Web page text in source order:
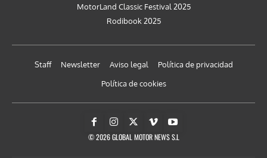
MotorLand Classic Festival 2025
Rodibook 2025
Staff Newsletter Aviso legal
Política de privacidad
Política de cookies
© 2026 GLOBAL MOTOR NEWS S.L